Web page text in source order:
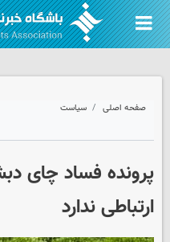
صفحه اصلی سیاست
پرونده فساد چای
ارتباطی ندارد